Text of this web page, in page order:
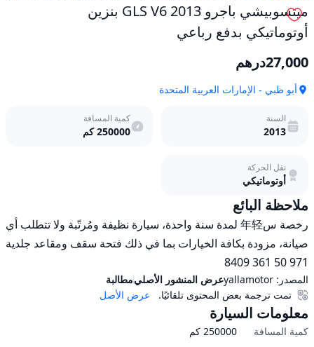
ميتسوبيشي باجرو 2013 GLS V6 بنزين
أوتوماتيكي بدفع رباعي
27,000درهم
أبو ظبي - الإمارات العربية المتحدة
السنة
2013
كمية المسافة
250000كم
نقل الحركة
أوتوماتيكي
ملاحظة البائع
971 50 361 8409
المصدر: yallamotorعرض المنشور الأصليمطالبة
عرض الأصل
تمت ترجمة بعض المحتوى تلقائيًا.
معلومات السيارة
كمية المسافة 250000 كم